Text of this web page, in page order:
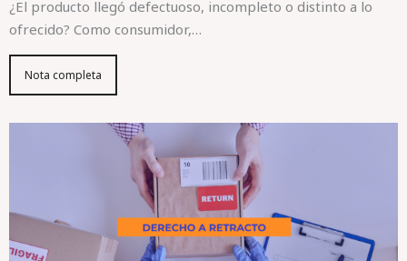
¿El producto llegó defectuoso, incompleto o distinto a lo
ofrecido? Como consumidor,…
Nota completa